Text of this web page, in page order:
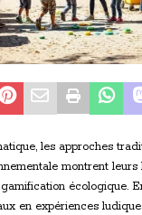
les approches
montrent
écologique.
en expériences